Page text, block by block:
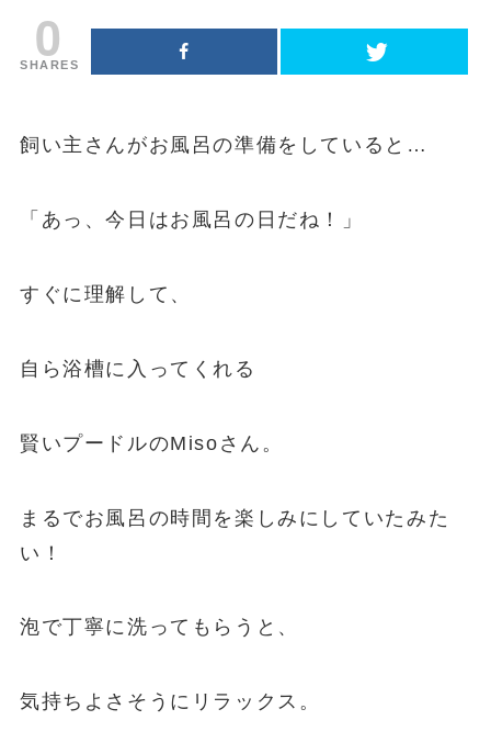
0
SHARES
飼い主さんがお風呂の準備をしていると…
「あっ、今日はお風呂の日だね！」
すぐに理解して、
自ら浴槽に入ってくれる
賢いプードルのMisoさん。
まるでお風呂の時間を楽しみにしていたみた
い！
泡で丁寧に洗ってもらうと、
気持ちよさそうにリラックス。